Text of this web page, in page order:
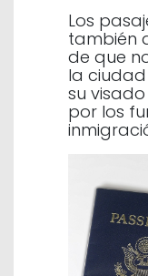
Los
también
de que
la
su
por los